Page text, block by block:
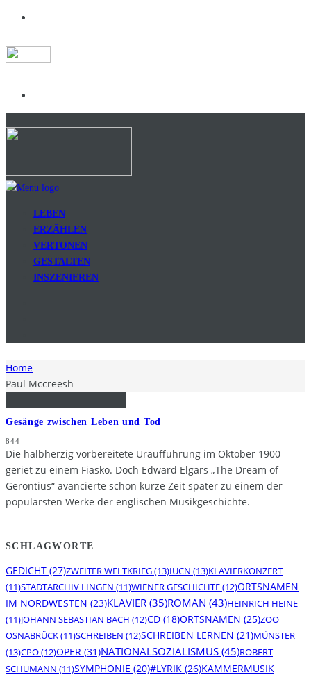
LEBEN
ERZÄHLEN
VERTONEN
GESTALTEN
INSZENIEREN
Home
Paul Mccreesh
Gesänge zwischen Leben und Tod
844
Die halbherzig vorbereitete Uraufführung im Oktober 1900
geriet zu einem Fiasko. Doch Edward Elgars „The Dream of
Gerontius“ avancierte schon kurze Zeit später zu einem der
populärsten Werke der englischen Musikgeschichte.
SCHLAGWORTE
GEDICHT (27)ZWEITER WELTKRIEG(13)IUCN (13)KLAVIERKONZERT
(11)STADTARCHIV LINGEN (11)WIENER GESCHICHTE(12)ORTSNAMEN
IM NORDWESTEN (23)KLAVIER (35)ROMAN (43)HEINRICH HEINE
(11)JOHANN SEBASTIAN BACH (12)CD (18)ORTSNAMEN (25)ZOO
OSNABRÜCK(11)SCHREIBEN (12)SCHREIBEN LERNEN (21)MÜNSTER
(13)CPO(12)OPER (31)NATIONALSOZIALISMUS (45)ROBERT
SCHUMANN (11)SYMPHONIE (20)#LYRIK (26)KAMMERMUSIK